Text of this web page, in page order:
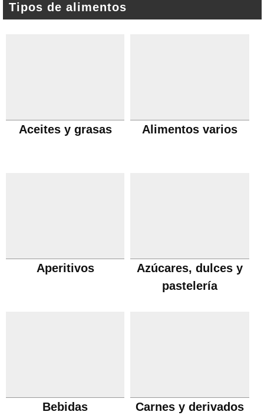
Tipos de alimentos
Aceites y grasas Alimentos varios
Aperitivos
Azúcares, dulces y
pastelería
Bebidas Carnes y derivados